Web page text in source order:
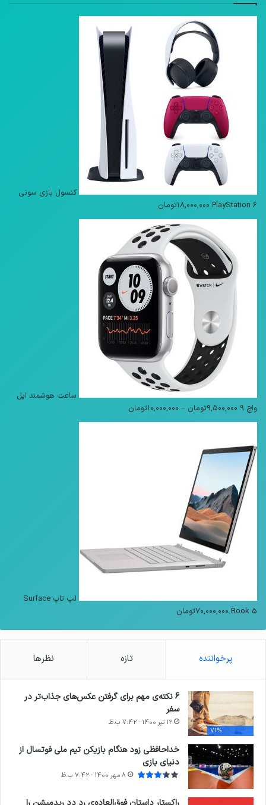
کنسول بازی سونی
PlayStation 6 ۱۸,۰۰۰,۰۰۰تومان
ساعت هوشمند اپل
واچ 9
۹,۵۰۰,۰۰۰تومان – ۱۰,۰۰۰,۰۰۰تومان
قیمت:
لپ تاپ Surface
Book 5 ۷۰,۰۰۰,۰۰۰تومان
پرخواننده تازه نظرها
71%
6 نکته‌ی مهم برای گرفتن عکس‌های جذاب‌تر در
سفر
12 تیر 1400 - 7:42 ب.ظ
خداحافظی زود هنگام بازیکن تیم ملی فوتسال از
دنیای بازی
8 مهر 1400 - 7:42 ب.ظ